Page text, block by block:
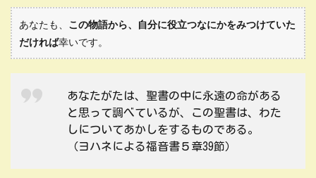
あなたも、 この物語から、自分に役立つなにかをみつけていた
だければ幸いです。
あなたがたは、聖書の中に永遠の命がある
と思って調べているが、この聖書は、わた
しについてあかしをするものである。
（ヨハネによる福音書５章39節）